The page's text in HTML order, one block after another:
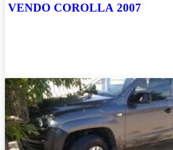
VENDO COROLLA 2007